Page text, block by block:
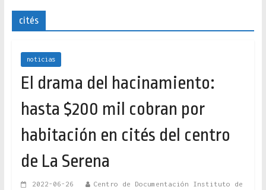
cités
noticias
El drama del hacinamiento:
hasta $200 mil cobran por
habitación en cités del centro
de La Serena
2022-06-26 Centro de Documentación Instituto de